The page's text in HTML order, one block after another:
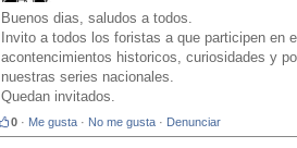
Buenos dias, saludos a todos.
Invito a todos los foristas a que participen en
acontencimientos historicos, curiosidades y
nuestras series nacionales.
Quedan invitados.
0 · Me gusta · No me gusta · Denunciar